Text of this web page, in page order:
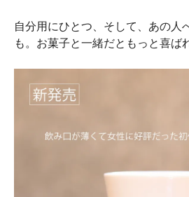
自分用にひとつ、そして、あの人
も。お菓子と一緒だともっと喜ば